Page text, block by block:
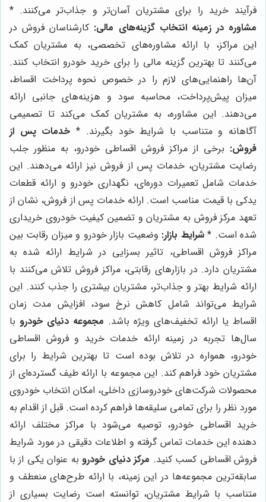
فرآیند خرید را برای مشتریان آسان‌تر و جذاب‌تر می‌کنند. *
مشاوره در زمینه انتخاب گزینه‌های مالی: کارشناسان فروش در
این مراکز، با ارائه مشاوره‌های تخصصی، به مشتریان کمک
می‌کنند تا بهترین گزینه مالی را برای خرید خودرو انتخاب کنند.
آن‌ها راهنمایی‌های لازم را در خصوص نحوه پرداخت اقساط،
میزان پیش‌پرداخت، محاسبه سود و هزینه‌های جانبی ارائه
می‌دهند. این مشاوره، به مشتریان کمک می‌کند تا تصمیمی
آگاهانه و متناسب با شرایط خود بگیرند. * خدمات پس از
فروش: برخی از مراکز فروش اقساطی خودرو، به منظور جلب
رضایت مشتریان، خدمات پس از فروش نیز ارائه می‌دهند. این
خدمات شامل تعمیرات دوره‌ای، نگهداری خودرو و ارائه قطعات
یدکی با قیمت مناسب است. ارائه خدمات پس از فروش، نشان از
تعهد مرکز فروش به مشتریان و تضمین کیفیت خودروی خریداری
شده است. *شرایط بازار: وضعیت بازار خودرو و میزان رقابت بین
مراکز فروش اقساطی، تاثیر بسزایی در شرایط ارائه شده به
مشتریان دارد. در بازارهای رقابتی، مراکز فروش تلاش می‌کنند با
ارائه شرایط بهتر و جذاب‌تر، مشتریان بیشتری را جذب کنند. این
شرایط می‌تواند شامل کاهش نرخ سود، افزایش مدت زمان
اقساط یا ارائه تخفیف‌های ویژه باشد. مجموعه دنیای خودرو با
سال‌ها تجربه در زمینه ارائه خدمات خرید و فروش اقساطی
خودرو، همواره در تلاش بوده است تا بهترین شرایط را برای
مشتریان خود فراهم کند. این مجموعه با ارائه طیف گسترده‌ای از
محصولات شرکت‌های خودروسازی داخلی، امکان انتخاب خودروی
مورد نظر را برای تمامی سلیقه‌ها فراهم کرده است. قبل از اقدام به
خرید اقساطی خودرو، توصیه می‌شود با مراکز مختلف ارائه
دهنده این خدمات تماس گرفته و اطلاعات دقیقی در مورد شرایط
فروش اقساطی کسب کنید. مرکز دنیای خودروبه عنوان یکی از با
سابقه‌ترین مجموعه‌ها در این زمینه، با ارائه طرح‌های منعطف و
متناسب با شرایط مشتریان، توانسته است رضایت بسیاری از